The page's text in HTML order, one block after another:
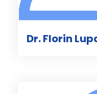
Dr. Florin